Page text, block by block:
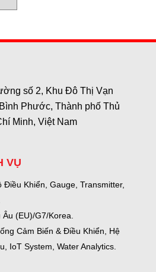
số 2, Khu Đô Thị Vạn
Phước, Thành phố Thủ
Minh, Việt Nam
VỤ
Điều Khiển, Gauge, Transmitter,
(EU)/G7/Korea.
Cảm Biến & Điều Khiển, Hệ
IoT System, Water Analytics.